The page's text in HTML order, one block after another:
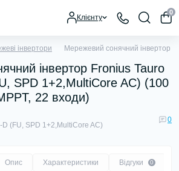
Клієнту
0
інвертори Мережевий сонячний інвертор
інвертор Fronius Tauro
SPD 1+2,MultiCore AC) (100
22 входи)
(FU, SPD 1+2,MultiCore AC)
0
Опис Характеристики Відгуки 0